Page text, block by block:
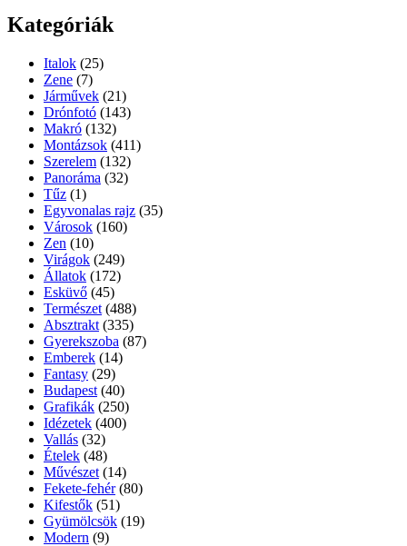
Kategóriák
Italok (25)
Zene (7)
Járművek (21)
Drónfotó (143)
Makró (132)
Montázsok (411)
Szerelem (132)
Panoráma (32)
Tűz (1)
Egyvonalas rajz (35)
Városok (160)
Zen (10)
Virágok (249)
Állatok (172)
Esküvő (45)
Természet (488)
Absztrakt (335)
Gyerekszoba (87)
Emberek (14)
Fantasy (29)
Budapest (40)
Grafikák (250)
Idézetek (400)
Vallás (32)
Ételek (48)
Művészet (14)
Fekete-fehér (80)
Kifestők (51)
Gyümölcsök (19)
Modern (9)